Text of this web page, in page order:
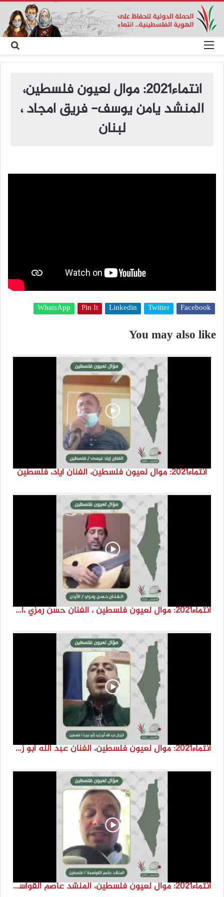
عن
انتماء2021: موال لعيون فلسطين،
المنشد يامن يوسف- فريق امجاد ،
لبنان
Facebook
Twitter
Linkedin
Pin It
WhatsApp
You may also like
انتماء2021: موال لعيون فلسطين، الفنان اياد، فلسطين
انتماء2021: موال لعيون فلسطين ، الفنان حسن رمزي ،الاردن
انتماء2021: موال لعيون فلسطين، الفنان عبد الله ابو زنيد، فلسطين
انتماء2021: موال لعيون فلسطين، المنشد عاصم القواسمة، الاردن